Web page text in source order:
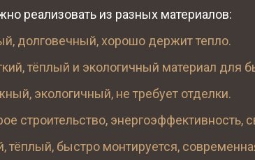
реализовать из разных материалов:
долговечный, хорошо держит тепло.
тёплый и экологичный материал для
экологичный, не требует отделки.
строительство, энергоэффективность,
тёплый, быстро монтируется,